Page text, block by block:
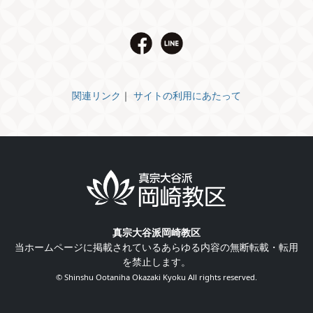
関連リンク ｜ サイトの利用にあたって
真宗大谷派岡崎教区
当ホームページに掲載されているあらゆる内容の無断転載・転用
を禁止します。
© Shinshu Ootaniha Okazaki Kyoku All rights reserved.